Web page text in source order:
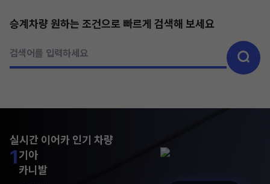
승계차량 원하는 조건으로 빠르게 검색해 보세요
검색어를 입력하세요
실시간 이어카 인기 차량
1기아
카니발